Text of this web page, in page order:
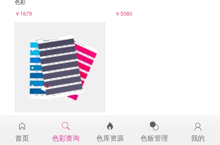
￥1679
￥5080
19-3830TPG
￥98
首页 色彩查询 色库资源 色板管理 我的